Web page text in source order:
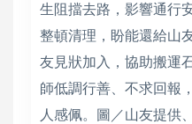
生阻擋去路，影響通行
整頓清理，盼能還給山
友見狀加入，協助搬運
師低調行善、不求回報
人感佩。圖／山友提供